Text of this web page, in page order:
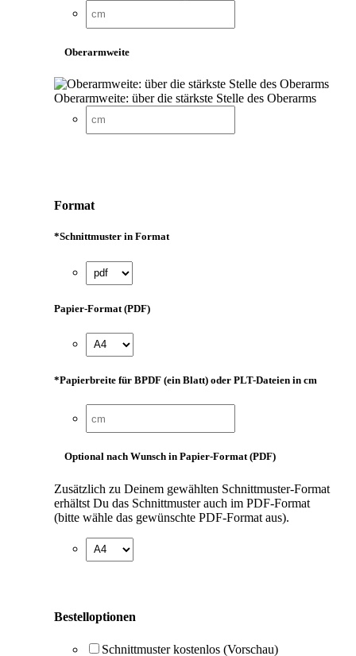
Oberarmweite
Oberarmweite: über die stärkste Stelle des Oberarms
Format
*Schnittmuster in Format
Papier-Format (PDF)
*Papierbreite für BPDF (ein Blatt) oder PLT-Dateien in cm
Optional nach Wunsch in Papier-Format (PDF)
Zusätzlich zu Deinem gewählten Schnittmuster-Format
erhältst Du das Schnittmuster auch im PDF-Format
(bitte wähle das gewünschte PDF-Format aus).
Bestelloptionen
Schnittmuster kostenlos (Vorschau)